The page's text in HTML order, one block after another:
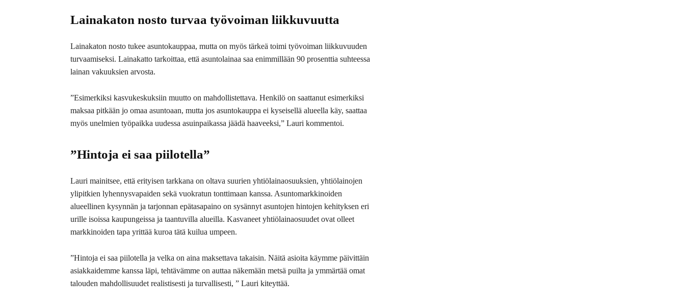
Lainakaton nosto turvaa työvoiman liikkuvuutta
Lainakaton nosto tukee asuntokauppaa, mutta on myös tärkeä toimi työvoiman liikkuvuuden
turvaamiseksi. Lainakatto tarkoittaa, että asuntolainaa saa enimmillään 90 prosenttia suhteessa
lainan vakuuksien arvosta.
”Esimerkiksi kasvukeskuksiin muutto on mahdollistettava. Henkilö on saattanut esimerkiksi
maksaa pitkään jo omaa asuntoaan, mutta jos asuntokauppa ei kyseisellä alueella käy, saattaa
myös unelmien työpaikka uudessa asuinpaikassa jäädä haaveeksi,” Lauri kommentoi.
”Hintoja ei saa piilotella”
Lauri mainitsee, että erityisen tarkkana on oltava suurien yhtiölainaosuuksien, yhtiölainojen
ylipitkien lyhennysvapaiden sekä vuokratun tonttimaan kanssa. Asuntomarkkinoiden
alueellinen kysynnän ja tarjonnan epätasapaino on sysännyt asuntojen hintojen kehityksen eri
urille isoissa kaupungeissa ja taantuvilla alueilla. Kasvaneet yhtiölainaosuudet ovat olleet
markkinoiden tapa yrittää kuroa tätä kuilua umpeen.
”Hintoja ei saa piilotella ja velka on aina maksettava takaisin. Näitä asioita käymme päivittäin
asiakkaidemme kanssa läpi, tehtävämme on auttaa näkemään metsä puilta ja ymmärtää omat
talouden mahdollisuudet realistisesti ja turvallisesti, ” Lauri kiteyttää.